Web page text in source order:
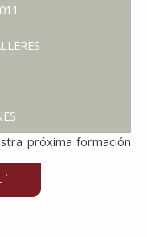
próxima formación